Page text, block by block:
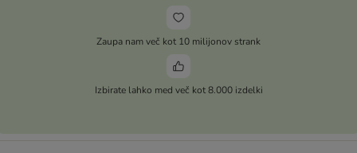
Zaupa nam več kot 10 milijonov strank
Izbirate lahko med več kot 8.000 izdelki